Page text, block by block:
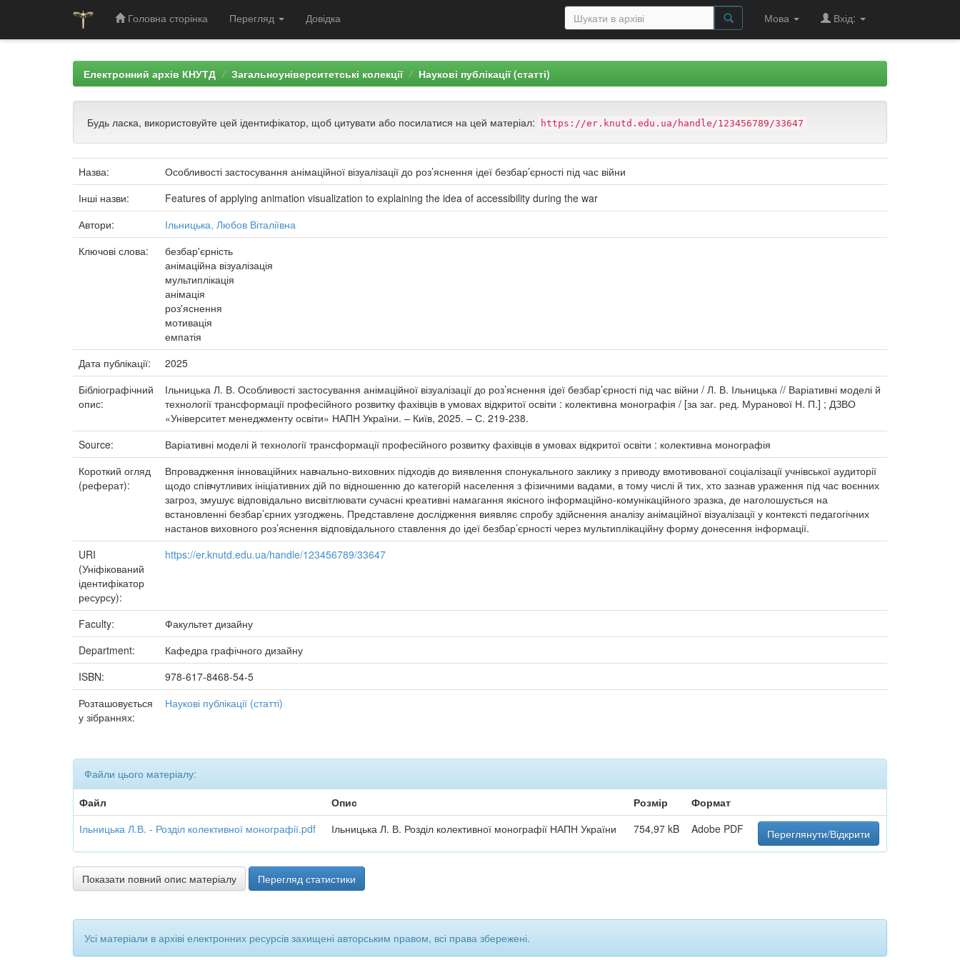
Головна сторінка Перегляд Довідка Мова Вхід:
Електронний архів КНУТД Загальноуніверситетські колекції Наукові публікації (статті)
Будь ласка, використовуйте цей ідентифікатор, щоб цитувати або посилатися на цей матеріал: https://er.knutd.edu.ua/handle/123456789/33647
Назва:
Особливості застосування анімаційної візуалізації до роз’яснення ідеї безбар’єрності під час війни
Інші назви:
Features of applying animation visualization to explaining the idea of accessibility during the war
Автори:
Ільницька, Любов Віталіївна
Ключові слова:
безбар'єрність
анімаційна візуалізація
мультиплікація
анімація
роз'яснення
мотивація
емпатія
Дата публікації:
2025
Бібліографічний
опис:
Ільницька Л. В. Особливості застосування анімаційної візуалізації до роз’яснення ідеї безбар’єрності під час війни / Л. В. Ільницька // Варіативні моделі й
технології трансформації професійного розвитку фахівців в умовах відкритої освіти : колективна монографія / [за заг. ред. Муранової Н. П.] ; ДЗВО
«Університет менеджменту освіти» НАПН України. – Київ, 2025. – С. 219-238.
Source:
Варіативні моделі й технології трансформації професійного розвитку фахівців в умовах відкритої освіти : колективна монографія
Короткий огляд
(реферат):
Впровадження інноваційних навчально-виховних підходів до виявлення спонукального заклику з приводу вмотивованої соціалізації учнівської аудиторії
щодо співчутливих ініціативних дій по відношенню до категорій населення з фізичними вадами, в тому числі й тих, хто зазнав ураження під час воєнних
загроз, змушує відповідально висвітлювати сучасні креативні намагання якісного інформаційно-комунікаційного зразка, де наголошується на
встановленні безбар’єрних узгоджень. Представлене дослідження виявляє спробу здійснення аналізу анімаційної візуалізації у контексті педагогічних
настанов виховного роз’яснення відповідального ставлення до ідеї безбар’єрності через мультиплікаційну форму донесення інформації.
URI
(Уніфікований
ідентифікатор
ресурсу):
https://er.knutd.edu.ua/handle/123456789/33647
Faculty:
Факультет дизайну
Department:
Кафедра графічного дизайну
ISBN:
978-617-8468-54-5
Розташовується
у зібраннях:
Наукові публікації (статті)
Файли цього матеріалу:
Файл
Опис Розмір
Формат
Ільницька Л.В. - Розділ колективної монографії.pdf
Ільницька Л. В. Розділ колективної монографії НАПН України 754,97 kB Adobe PDF Переглянути/Відкрити
Показати повний опис матеріалу Перегляд статистики
Усі матеріали в архіві електронних ресурсів захищені авторським правом, всі права збережені.